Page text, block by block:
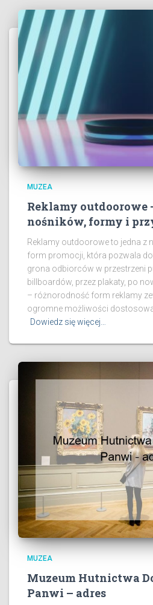
MUZEA
Reklamy outdoorowe
nośników, formy i
Reklamy outdoorowe to jedna z
form promocji, która pozwala
grona odbiorców w przestrzeni
billboardów, przez plakaty, po
– różnorodność form reklamy
ogromne możliwości
Dowiedz się więcej…
MUZEA
Muzeum Hutnictwa
Panwi – adres